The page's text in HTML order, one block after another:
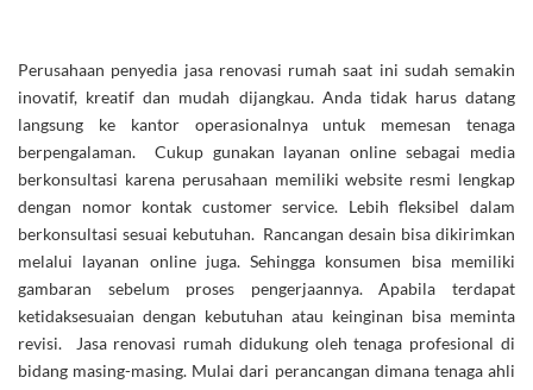
Perusahaan penyedia jasa renovasi rumah saat ini sudah semakin
inovatif, kreatif dan mudah dijangkau. Anda tidak harus datang
langsung ke kantor operasionalnya untuk memesan tenaga
berpengalaman. Cukup gunakan layanan online sebagai media
berkonsultasi karena perusahaan memiliki website resmi lengkap
dengan nomor kontak customer service. Lebih fleksibel dalam
berkonsultasi sesuai kebutuhan. Rancangan desain bisa dikirimkan
melalui layanan online juga. Sehingga konsumen bisa memiliki
gambaran sebelum proses pengerjaannya. Apabila terdapat
ketidaksesuaian dengan kebutuhan atau keinginan bisa meminta
revisi. Jasa renovasi rumah didukung oleh tenaga profesional di
bidang masing-masing. Mulai dari perancangan dimana tenaga ahli